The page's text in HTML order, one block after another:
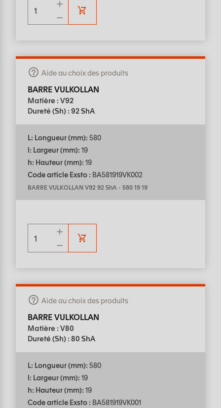
Aide au choix des produits
BARRE VULKOLLAN
Matière : V92
Dureté (Sh) : 92 ShA
L: Longueur (mm): 580
l: Largeur (mm): 19
h: Hauteur (mm): 19
Code article Exsto : BA581919VK002
BARRE VULKOLLAN V92 92 ShA - 580 19 19
Aide au choix des produits
BARRE VULKOLLAN
Matière : V80
Dureté (Sh) : 80 ShA
L: Longueur (mm): 580
l: Largeur (mm): 19
h: Hauteur (mm): 19
Code article Exsto : BA581919VK001